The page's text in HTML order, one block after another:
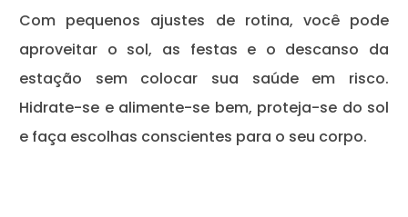
Com pequenos ajustes de rotina, você pode
aproveitar o sol, as festas e o descanso da
estação sem colocar sua saúde em risco.
Hidrate-se e alimente-se bem, proteja-se do sol
e faça escolhas conscientes para o seu corpo.